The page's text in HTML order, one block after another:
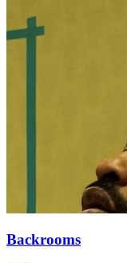
Backrooms